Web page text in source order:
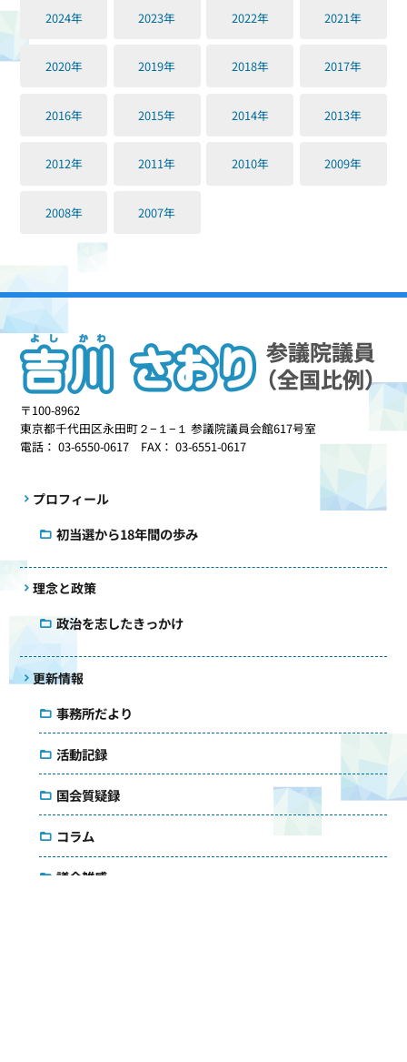
2024年 2023年 2022年 2021年
2020年 2019年 2018年 2017年
2016年 2015年 2014年 2013年
2012年 2011年 2010年 2009年
2008年 2007年
〒100-8962
東京都千代田区永田町２−１−１ 参議院議員会館617号室
電話： 03-6550-0617 FAX： 03-6551-0617
プロフィール
初当選から18年間の歩み
理念と政策
政治を志したきっかけ
更新情報
事務所だより
活動記録
国会質疑録
コラム
議会雑感